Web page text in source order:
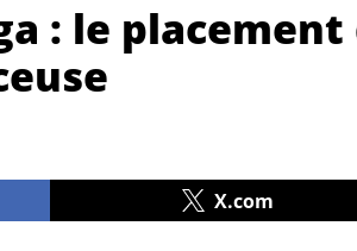
: le
X.com